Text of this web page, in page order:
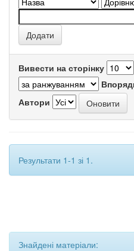
Вивести на сторінку
Автори
Результати 1-1 зі 1.
Знайдені матеріали: